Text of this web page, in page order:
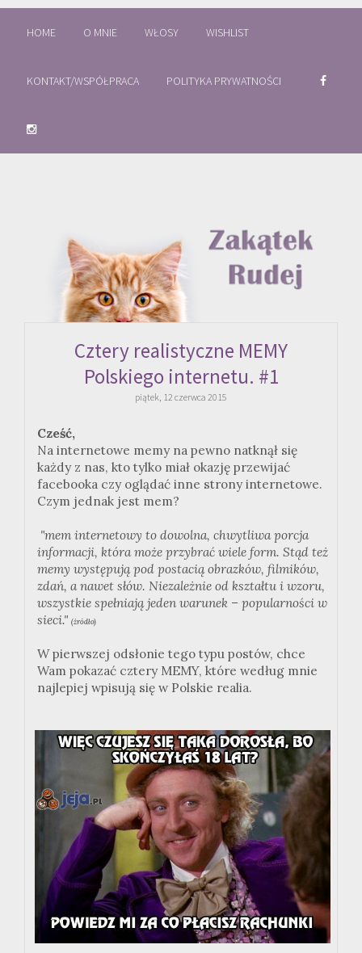
HOME O MNIE WŁOSY WISHLIST
KONTAKT/WSPÓŁPRACA POLITYKA PRYWATNOŚCI
Cztery realistyczne MEMY
Polskiego internetu. #1
piątek, 12 czerwca 2015
Cześć,
Na internetowe memy na pewno natknął się
każdy z nas, kto tylko miał okazję przewijać
facebooka czy oglądać inne strony internetowe.
Czym jednak jest mem?
"mem internetowy to dowolna, chwytliwa porcja
informacji, która może przybrać wiele form. Stąd też
memy występują pod postacią obrazków, filmików,
zdań, a nawet słów. Niezależnie od kształtu i wzoru,
wszystkie spełniają jeden warunek – popularności w
sieci." (źródło)
W pierwszej odsłonie tego typu postów, chce
Wam pokazać cztery MEMY, które według mnie
najlepiej wpisują się w Polskie realia.